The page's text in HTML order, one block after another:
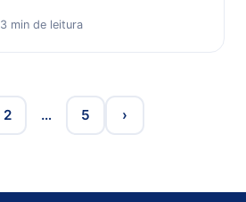
3 min de leitura
2 … 5 ›